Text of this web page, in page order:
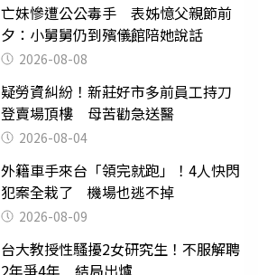
亡妹慘遭公公毒手 表姊憶父親節前
夕：小舅舅仍到殯儀館陪她說話
2026-08-08
疑勞資糾紛！新莊好市多前員工持刀
登賣場頂樓 母苦勸急送醫
2026-08-04
外籍車手來台「領完就跑」！4人快閃
犯案全栽了 機場也逃不掉
2026-08-09
台大教授性騷擾2女研究生！不服解聘
2年爭4年 結局出爐